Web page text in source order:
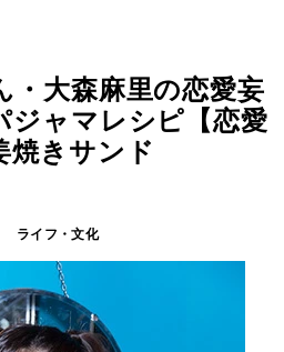
・大森麻里の恋愛妄
ャマレシピ【恋愛
焼きサンド
ライフ・文化